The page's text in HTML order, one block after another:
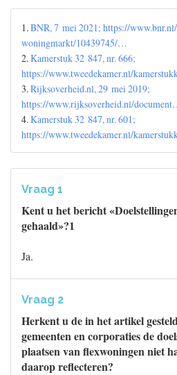
1.BNR, 7 mei 2021; https://
woningmarkt/10439745/…
2.Kamerstuk 32 847, nr. 666;
https://www.tweedekamer.nl/
3.Rijksoverheid.nl, 29 mei 2019;
https://www.rijksoverheid.nl/
4.Kamerstuk 32 847, nr. 601;
https://www.tweedekamer.nl/
Vraag 1
Kent u het bericht
gehaald»?1
Ja.
Vraag 2
Herkent u de in het artikel
gemeenten en corporaties de
plaatsen van flexwoningen niet
daarop reflecteren?